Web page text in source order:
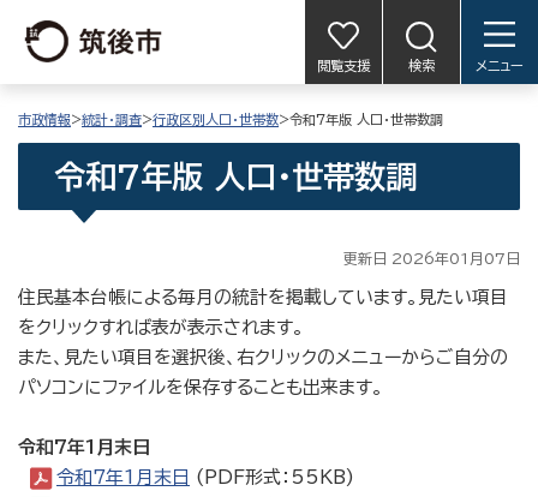
閲覧支援 検索 メニュー
市政情報>統計・調査>行政区別人口・世帯数>令和7年版 人口・世帯数調
令和7年版 人口・世帯数調
更新日 2026年01月07日
住民基本台帳による毎月の統計を掲載しています。見たい項目
をクリックすれば表が表示されます。
また、見たい項目を選択後、右クリックのメニューからご自分の
パソコンにファイルを保存することも出来ます。
令和7年1月末日
令和7年1月末日 (PDF形式：55KB)